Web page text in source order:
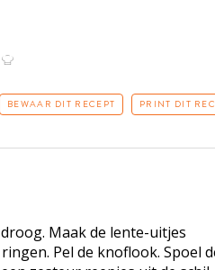
BEWAAR DIT RECEPT PRINT DIT
Maak de lente-uitjes
Pel de knoflook. Spoel